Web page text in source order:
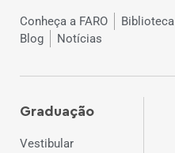
Conheça a FARO Biblioteca
Blog
Notícias
Graduação
Vestibular